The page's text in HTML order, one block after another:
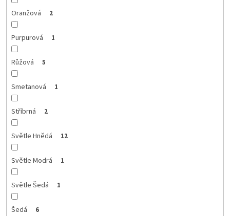
Oranžová 2
Purpurová 1
Růžová 5
Smetanová 1
Stříbrná 2
Světle Hnědá 12
Světle Modrá 1
Světle Šedá 1
Šedá 6